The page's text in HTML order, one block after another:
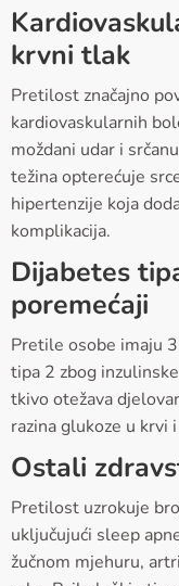
krvni tlak
Pretilost značajno
kardiovaskularnih
moždani udar i
težina opterećuje
hipertenzije koja
komplikacija.
Dijabetes
poremećaji
Pretile osobe imaju
tipa 2 zbog
tkivo otežava
razina glukoze u krvi
Ostali
Pretilost uzrokuje
uključujući sleep
žučnom mjehuru,